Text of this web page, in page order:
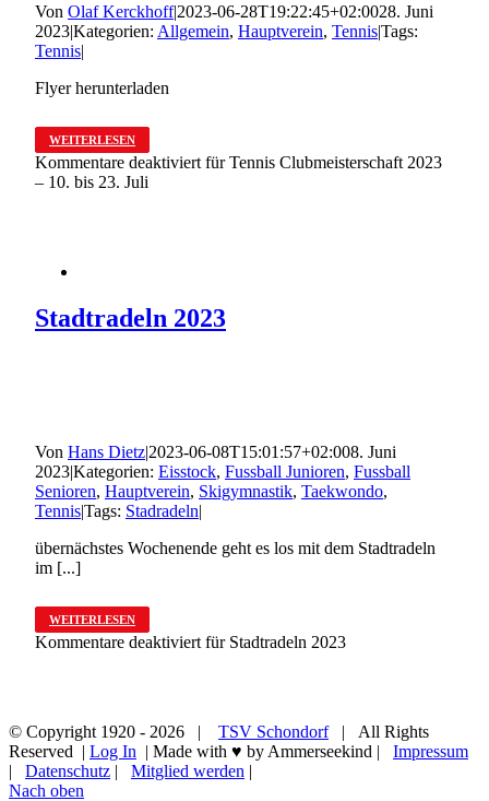
Von Olaf Kerckhoff|2023-06-28T19:22:45+02:0028. Juni
2023|Kategorien: Allgemein, Hauptverein, Tennis|Tags:
Tennis|
Flyer herunterladen
WEITERLESEN
Kommentare deaktiviert für Tennis Clubmeisterschaft 2023
– 10. bis 23. Juli
Stadtradeln 2023
Von Hans Dietz|2023-06-08T15:01:57+02:008. Juni
2023|Kategorien: Eisstock, Fussball Junioren, Fussball
Senioren, Hauptverein, Skigymnastik, Taekwondo,
Tennis|Tags: Stadradeln|
übernächstes Wochenende geht es los mit dem Stadtradeln
im [...]
WEITERLESEN
Kommentare deaktiviert für Stadtradeln 2023
© Copyright 1920 - 2026 | TSV Schondorf| All Rights
Reserved | Log In | Made with ♥ by Ammerseekind | Impressum
| Datenschutz | Mitglied werden |
Nach oben